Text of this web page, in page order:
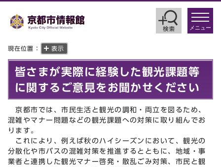
toggle
メニュー
現在位置： 表示
皆さまが実際に経験した観光課題等
に関するご意見をお聞かせください
京都市では、市民生活と観光の調和・両立を図るため、
混雑やマナー問題などの観光課題への対策に取り組んでお
ります。
これにより、例えば秋のハイシーズンにおいて、観光の
分散化や市バスの混雑対策を推進するとともに、地域・事
業者と連携した観光マナー啓発・散乱ごみ対策、市民と観